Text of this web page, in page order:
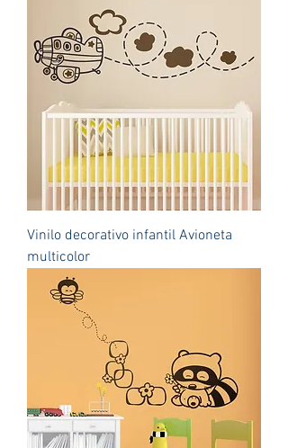
Vinilo decorativo infantil Avioneta
multicolor